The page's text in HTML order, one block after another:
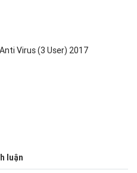
Virus (3 User) 2017
luận